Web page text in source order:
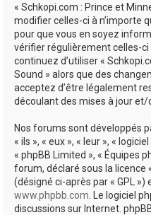
« Schkopi.com : Prince et
modifier celles-ci à n’importe
pour que vous en soyez
vérifier régulièrement celles-
continuez d’utiliser «
Sound » alors que des
acceptez d’être légalement
découlant des mises à jour et/
Nos forums sont développés
« ils », « eux », « leur », «
« phpBB Limited », « Équipes
forum, déclaré sous la licence
(désigné ci-après par « GPL
www.phpbb.com . Le logiciel
discussions sur Internet.